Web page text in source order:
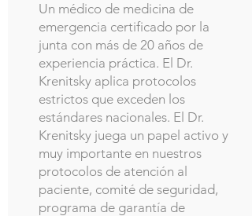
Un médico de medicina de
emergencia certificado por la
junta con más de 20 años de
experiencia práctica. El Dr.
Krenitsky aplica protocolos
estrictos que exceden los
estándares nacionales. El Dr.
Krenitsky juega un papel activo y
muy importante en nuestros
protocolos de atención al
paciente, comité de seguridad,
programa de garantía de